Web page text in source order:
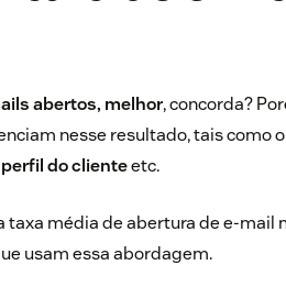
abertos, melhor, concorda?
nesse resultado, tais como
perfil do clienteetc.
taxa média de abertura de e-mail
usam essa abordagem.